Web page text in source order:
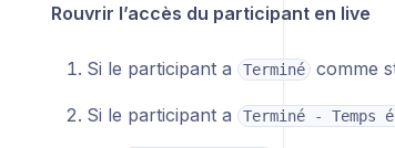
Rouvrir l’accès du participant en live
Si le participant a Terminé comme
Si le participant a Terminé - Temps